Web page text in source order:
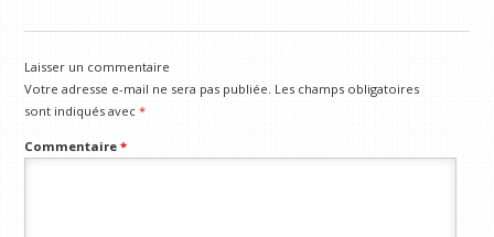
Laisser un commentaire
Votre adresse e-mail ne sera pas publiée. Les champs obligatoires
sont indiqués avec*
Commentaire*